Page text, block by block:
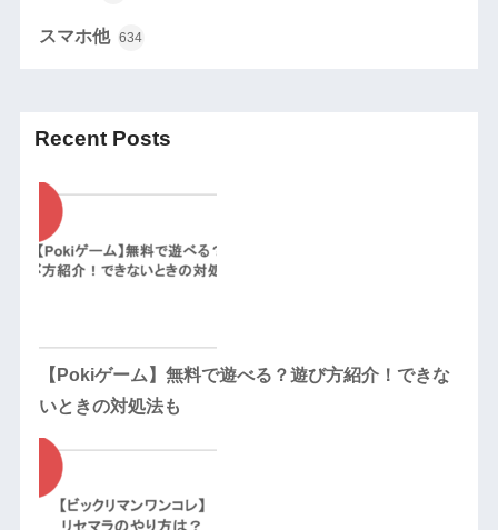
スマホ他 634
Recent Posts
【Pokiゲーム】無料で遊べる？遊び方紹介！できな
いときの対処法も